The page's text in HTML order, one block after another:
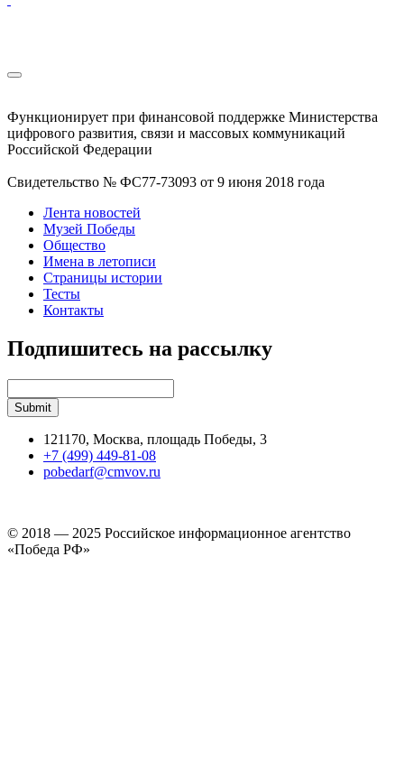
Функционирует при финансовой поддержке Министерства
цифрового развития, связи и массовых коммуникаций
Российской Федерации
Свидетельство № ФС77-73093 от 9 июня 2018 года
Лента новостей
Музей Победы
Общество
Имена в летописи
Страницы истории
Тесты
Контакты
Подпишитесь на рассылку
121170, Москва, площадь Победы, 3
+7 (499) 449-81-08
pobedarf@cmvov.ru
© 2018 — 2025 Российское информационное агентство
«Победа РФ»